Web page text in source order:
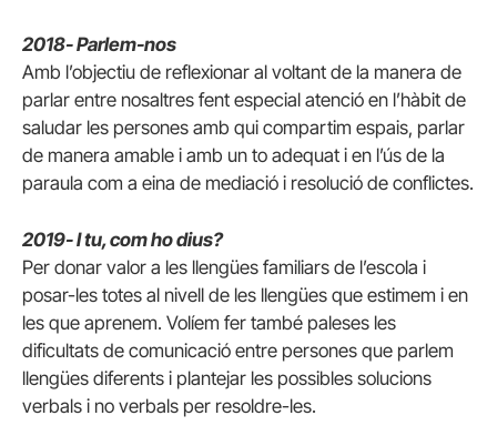
2018- Parlem-nos
Amb l’objectiu de reflexionar al voltant de la manera de
parlar entre nosaltres fent especial atenció en l’hàbit de
saludar les persones amb qui compartim espais, parlar
de manera amable i amb un to adequat i en l’ús de la
paraula com a eina de mediació i resolució de conflictes.
2019- I tu, com ho dius?
Per donar valor a les llengües familiars de l’escola i
posar-les totes al nivell de les llengües que estimem i en
les que aprenem. Volíem fer també paleses les
dificultats de comunicació entre persones que parlem
llengües diferents i plantejar les possibles solucions
verbals i no verbals per resoldre-les.